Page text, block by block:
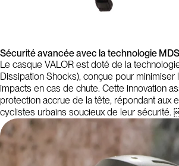
Sécurité avancée avec la technologie MDS
Le casque VALOR est doté de la
Dissipation Shocks), conçue pour minimiser
impacts en cas de chute. Cette innovation
protection accrue de la tête, répondant aux
cyclistes urbains soucieux de leur sécurité.